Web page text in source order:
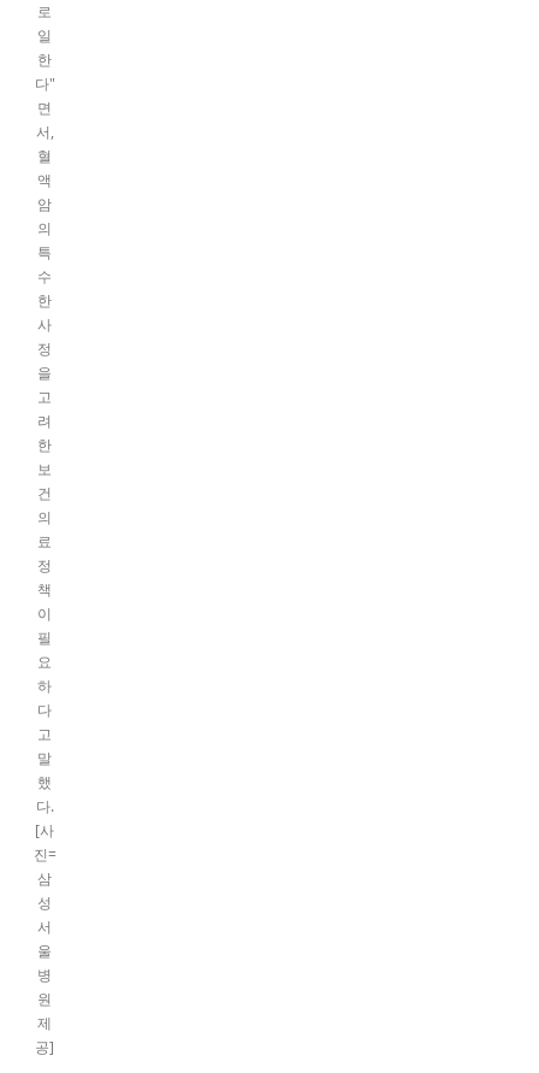
로
일
한
다"
면
서,
혈
액
암
의
특
수
한
사
정
을
고
려
한
보
건
의
료
정
책
이
필
요
하
다
고
말
했
다.
[사
진=
삼
성
서
울
병
원
제
공]